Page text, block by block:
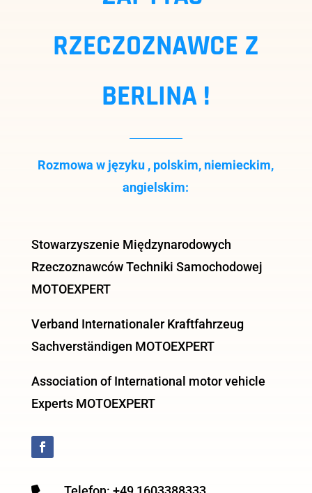
RZECZOZNAWCE Z
BERLINA !
Rozmowa w języku , polskim, niemieckim,
angielskim:
Stowarzyszenie Międzynarodowych
Rzeczoznawców Techniki Samochodowej
MOTOEXPERT
Verband Internationaler Kraftfahrzeug
Sachverständigen MOTOEXPERT
Association of International motor vehicle
Experts MOTOEXPERT